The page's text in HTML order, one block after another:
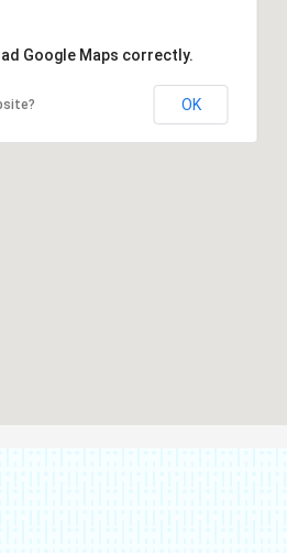
Google Maps correctly.
OK